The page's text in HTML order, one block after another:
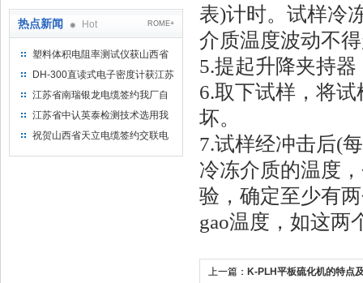
热点新闻 Hot ROME+
塑料体积电阻率测试仪获山西省
水利机械厂选用
DH-300直读式电子密度计获江苏
省苏州市安信塑业选用
江苏省南瑞银龙电缆签约我厂自
然换气老化箱等电缆检测设备
江苏省中认英泰检测技术选用我
厂自然换气老化试验箱
祝贺山西省天立电缆签约交联电
表)计时。试样冷
介质温度波动不
5.提起升降夹持
6.取下试样，将
坏。
7.试样经冲击后(
冷冻介质的温度
验，确定至少有
gao温度，如这
上一篇： K-PLH平板硫化机的特点